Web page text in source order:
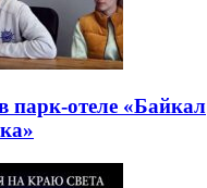
парк-отеле «Байкал